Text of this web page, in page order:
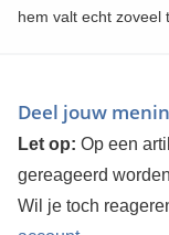
hem valt echt zoveel
Deel jouw
Let op: Op een
gereageerd
Wil je toch